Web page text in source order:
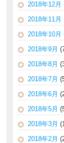
2018年12月
2018年11月
2018年10月
2018年9月
2018年8月
2018年7月
2018年6月
2018年5月
2018年3月
2018年2月